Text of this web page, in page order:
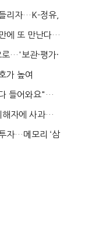
리자…K-정유,
에 또 만난다…
…'보관·평가·
가 높여
20...
들어와요"…
해자에 사과…
자…메모리 ‘삼